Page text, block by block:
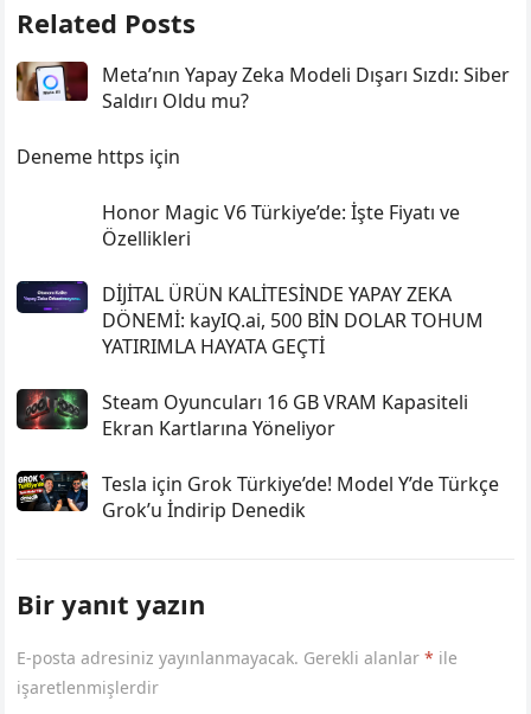
Related Posts
Meta’nın Yapay Zeka Modeli Dışarı Sızdı: Siber
Saldırı Oldu mu?
Deneme https için
Honor Magic V6 Türkiye’de: İşte Fiyatı ve
Özellikleri
DİJİTAL ÜRÜN KALİTESİNDE YAPAY ZEKA
DÖNEMİ: kayIQ.ai, 500 BİN DOLAR TOHUM
YATIRIMLA HAYATA GEÇTİ
Steam Oyuncuları 16 GB VRAM Kapasiteli
Ekran Kartlarına Yöneliyor
Tesla için Grok Türkiye’de! Model Y’de Türkçe
Grok’u İndirip Denedik
Bir yanıt yazın
E-posta adresiniz yayınlanmayacak. Gerekli alanlar* ile
işaretlenmişlerdir